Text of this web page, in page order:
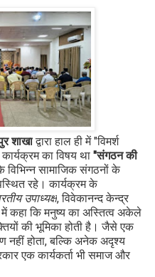
शाखा द्वारा हाल ही में "विमर्श
का विषय था "संगठन की
सामाजिक संगठनों के
रहे। कार्यक्रम के
उपाध्यक्ष,विवेकानन्द केन्द्र
में कहा कि मनुष्य का अस्तित्व अकेले
की भूमिका होती है। जैसे एक
नहीं होता,बल्कि अनेक अदृश्य
एक कार्यकर्ता भी समाज और